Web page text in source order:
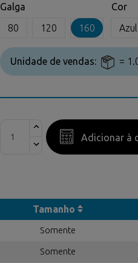
Galga
80
120 160
Cor
Azul
Unidade de vendas: =
Adicionar à
Tamanho
Somente
Somente